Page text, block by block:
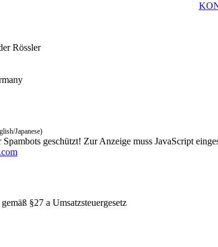
Rössler
Japanese)
geschützt! Zur Anzeige muss JavaScript
§27 a Umsatzsteuergesetz